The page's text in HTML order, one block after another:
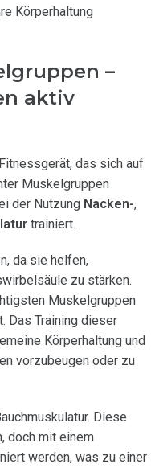
Körperhaltung
–
aktiv
das sich auf
Muskelgruppen
der Nutzung Nacken-,
trainiert.
da sie helfen,
zu stärken.
Muskelgruppen
Das Training dieser
Körperhaltung und
vorzubeugen oder zu
Diese
doch mit einem
werden, was zu einer